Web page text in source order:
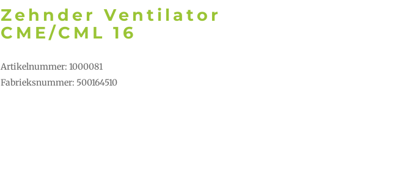
Zehnder Ventilator
CME/CML 16
Artikelnummer: 1000081
Fabrieksnummer: 500164510